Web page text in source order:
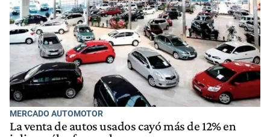
MERCADO AUTOMOTOR
La venta de autos usados cayó más de 12% en